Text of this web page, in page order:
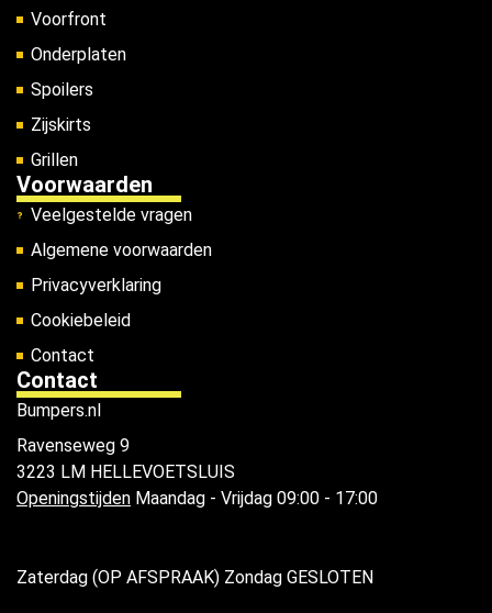
Voorfront
Onderplaten
Spoilers
Zijskirts
Grillen
Voorwaarden
Veelgestelde vragen
Algemene voorwaarden
Privacyverklaring
Cookiebeleid
Contact
Contact
Bumpers.nl
Ravenseweg 9
3223 LM HELLEVOETSLUIS
Openingstijden Maandag - Vrijdag 09:00 - 17:00
Zaterdag (OP AFSPRAAK) Zondag GESLOTEN